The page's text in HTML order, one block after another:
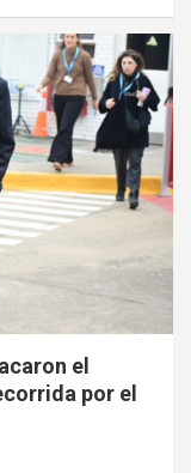
el
por el